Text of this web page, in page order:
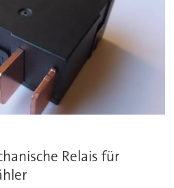
Relais für